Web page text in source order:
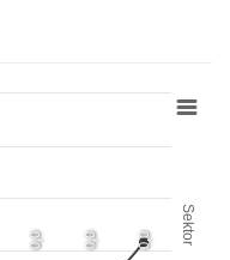
Sektor
0,0 0,0 0,0